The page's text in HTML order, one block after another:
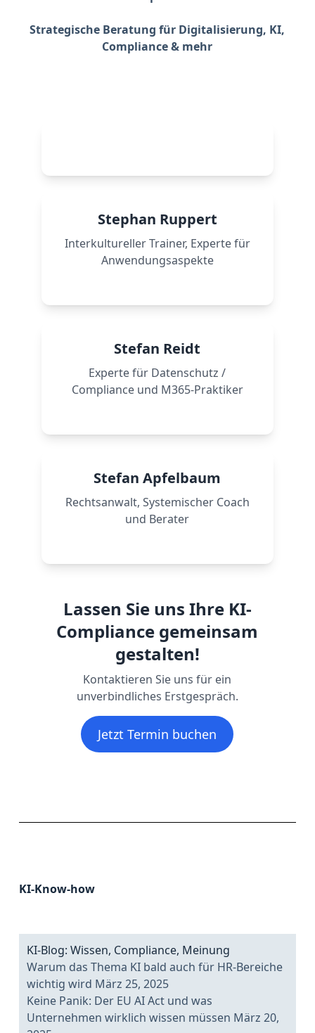
Strategische Beratung für Digitalisierung, KI,
Compliance & mehr
Stephan Ruppert
Interkultureller Trainer, Experte für
Anwendungsaspekte
Stefan Reidt
Experte für Datenschutz /
Compliance und M365-Praktiker
Stefan Apfelbaum
Rechtsanwalt, Systemischer Coach
und Berater
Lassen Sie uns Ihre KI-
Compliance gemeinsam
gestalten!
Kontaktieren Sie uns für ein
unverbindliches Erstgespräch.
Jetzt Termin buchen
KI-Know-how
KI-Blog: Wissen, Compliance, Meinung
Warum das Thema KI bald auch für HR-Bereiche
wichtig wird März 25, 2025
Keine Panik: Der EU AI Act und was
Unternehmen wirklich wissen müssen März 20,